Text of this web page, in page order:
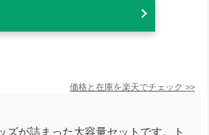
価格と在庫を楽天でチェック >>
が詰まった大容量セットです。ト